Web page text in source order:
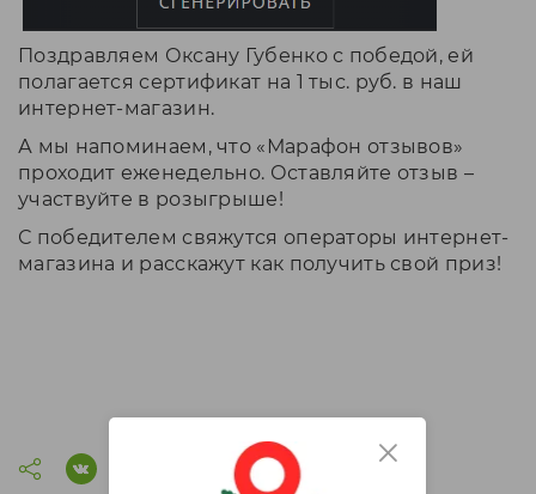
Поздравляем Оксану Губенко с победой, ей
полагается сертификат на 1 тыс. руб. в наш
интернет-магазин.
А мы напоминаем, что «Марафон отзывов»
проходит еженедельно. Оставляйте отзыв –
участвуйте в розыгрыше!
С победителем свяжутся операторы интернет-
магазина и расскажут как получить свой приз!